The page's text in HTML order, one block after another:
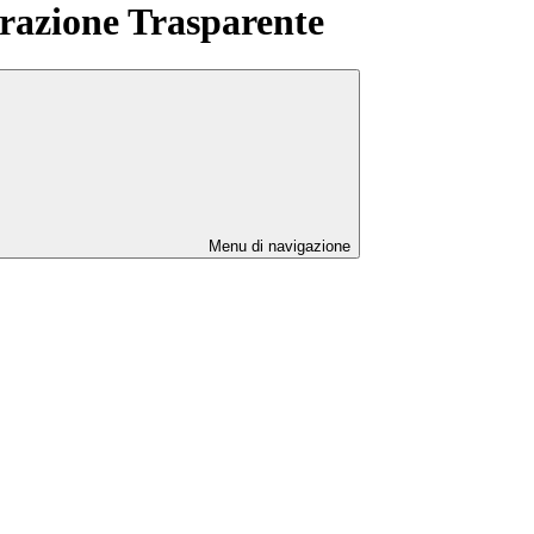
Trasparente
Menu di navigazione